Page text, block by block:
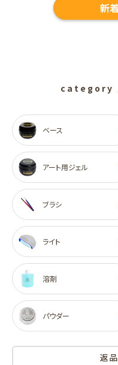
新
category
ベース
アート用ジェル
ブラシ
ライト
溶剤
パウダー
返